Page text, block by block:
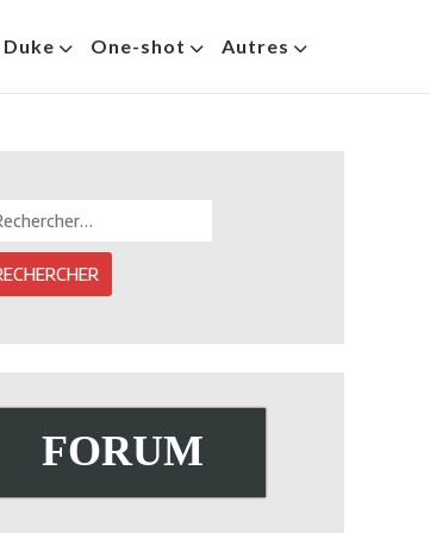
Duke One-shot Autres
FORUM